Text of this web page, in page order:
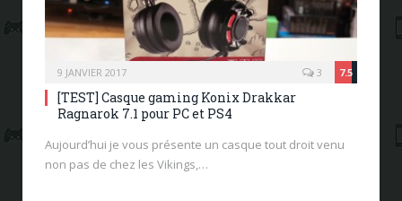
9 JANVIER 2017 7.5
3
[TEST] Casque gaming Konix Drakkar
Ragnarok 7.1 pour PC et PS4
Aujourd’hui je vous présente un casque tout droit venu
non pas de chez les Vikings,…